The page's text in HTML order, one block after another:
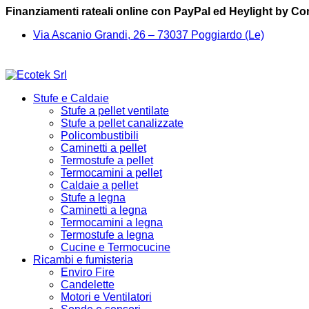
Finanziamenti rateali online con PayPal ed Heylight by
Via Ascanio Grandi, 26 – 73037 Poggiardo (Le)
Stufe e Caldaie
Stufe a pellet ventilate
Stufe a pellet canalizzate
Policombustibili
Caminetti a pellet
Termostufe a pellet
Termocamini a pellet
Caldaie a pellet
Stufe a legna
Caminetti a legna
Termocamini a legna
Termostufe a legna
Cucine e Termocucine
Ricambi e fumisteria
Enviro Fire
Candelette
Motori e Ventilatori